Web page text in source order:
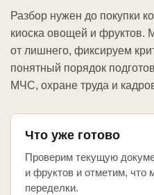
Разбор нужен до покупки
киоска овощей и фруктов.
от лишнего, фиксируем
понятный порядок
МЧС, охране труда и
Что уже готово
Проверим текущую
и фруктов и отметим, что
переделки.